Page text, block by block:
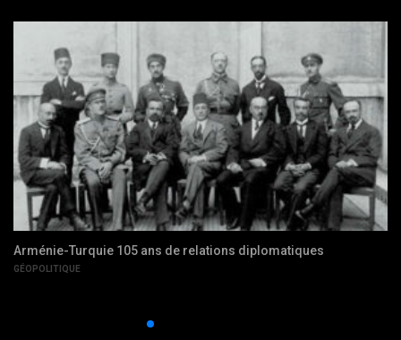
Un nouveau centenaire, entre problèmes du passé et futur
incertain